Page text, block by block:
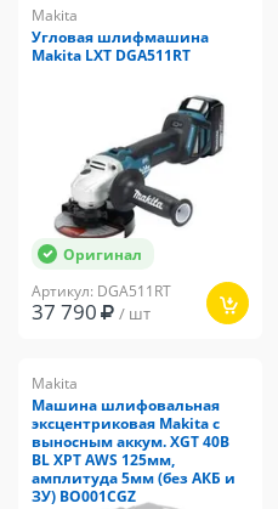
Makita
Угловая шлифмашина
Makita LXT DGA511RT
Оригинал
Артикул: DGA511RT
37 790 / шт
Makita
Машина шлифовальная
эксцентриковая Makita с
выносным аккум. XGT 40В
BL XPT AWS 125мм,
амплитуда 5мм (без АКБ и
ЗУ) BO001CGZ